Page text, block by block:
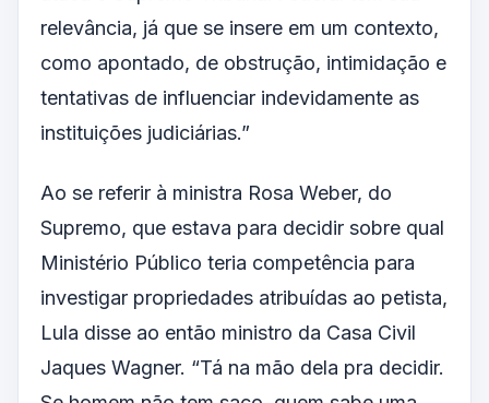
relevância, já que se insere em um contexto,
como apontado, de obstrução, intimidação e
tentativas de influenciar indevidamente as
instituições judiciárias.”
Ao se referir à ministra Rosa Weber, do
Supremo, que estava para decidir sobre qual
Ministério Público teria competência para
investigar propriedades atribuídas ao petista,
Lula disse ao então ministro da Casa Civil
Jaques Wagner. “Tá na mão dela pra decidir.